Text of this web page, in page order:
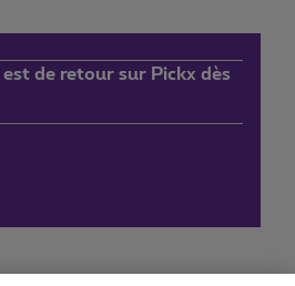
de retour sur Pickx dès